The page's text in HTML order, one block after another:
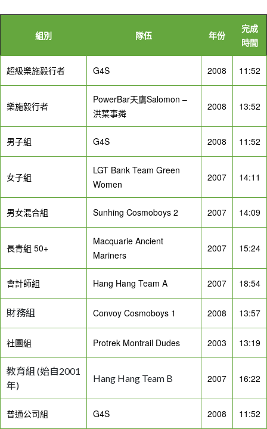
組別 隊伍 年份
完成
時間
超級樂施毅行者 G4S 2008 11:52
樂施毅行者
PowerBar天鷹Salomon –
洪葉事粦
2008 13:52
男子組 G4S 2008 11:52
女子組
LGT Bank Team Green
Women
2007 14:11
男女混合組 Sunhing Cosmoboys 2 2007 14:09
長青組 50+
Macquarie Ancient
Mariners
2007 15:24
會計師組 Hang Hang Team A 2007 18:54
財務組 Convoy Cosmoboys 1 2008 13:57
社團組 Protrek Montrail Dudes 2003 13:19
教育組 (始自2001
年)
Hang Hang Team B 2007 16:22
普通公司組 G4S 2008 11:52